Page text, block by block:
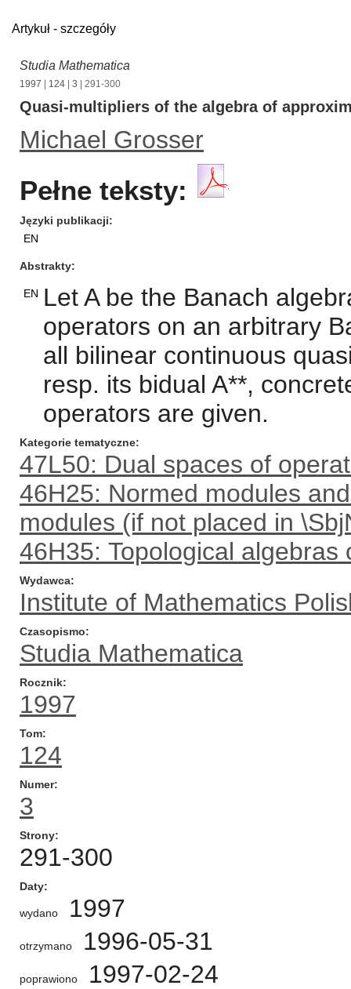
Artykuł - szczegóły
Studia Mathematica
1997 124 3 | 291-300
Quasi-multipliers of the algebra of
Michael Grosser
Pełne teksty:
Języki publikacji
EN
Abstrakty
EN Let A be the Banach
operators on an arbitrary
all bilinear continuous
resp. its bidual A**,
operators are given.
Kategorie tematyczne
47L50: Dual spaces of
46H25: Normed modules
modules (if not placed in
46H35: Topological
Wydawca
Institute of Mathematics
Czasopismo
Studia Mathematica
Rocznik
1997
Tom
124
Numer
3
Strony
291-300
Daty
wydano 1997
otrzymano 1996-05-31
poprawiono 1997-02-24